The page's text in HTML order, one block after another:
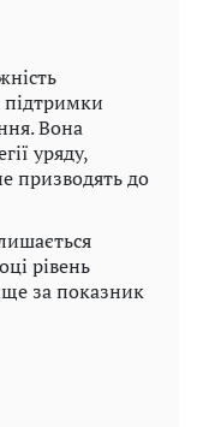
підтримки
Вона
уряду,
призводять до
рівень
за показник